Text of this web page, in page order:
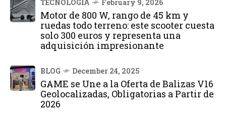
TECNOLOGÍA February 9, 2026
Motor de 800 W, rango de 45 km y
ruedas todo terreno: este scooter cuesta
solo 300 euros y representa una
adquisición impresionante
BLOG December 24, 2025
GAME se Une a la Oferta de Balizas V16
Geolocalizadas, Obligatorias a Partir de
2026